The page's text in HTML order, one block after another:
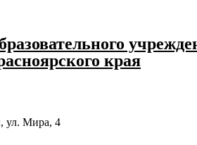
края
ул. Мира, 4